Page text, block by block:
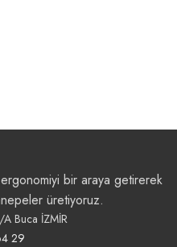
bir araya getirerek
üretiyoruz.
Buca İZMİR
29